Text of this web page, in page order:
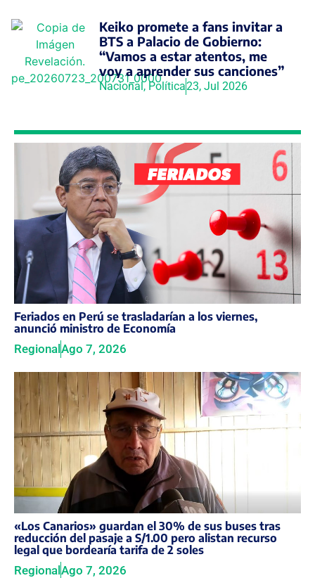
Keiko promete a fans invitar a
BTS a Palacio de Gobierno:
“Vamos a estar atentos, me
voy a aprender sus canciones”
Nacional, Política23, Jul 2026
Feriados en Perú se trasladarían a los viernes,
anunció ministro de Economía
Regional Ago 7, 2026
«Los Canarios» guardan el 30% de sus buses tras
reducción del pasaje a S/1.00 pero alistan recurso
legal que bordearía tarifa de 2 soles
RegionalAgo 7, 2026